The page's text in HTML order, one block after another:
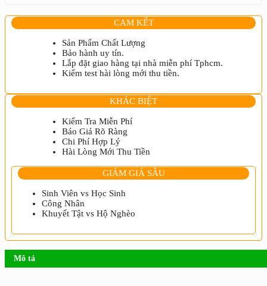
CAM KẾT
Sản Phẩm Chất Lượng
Bảo hành uy tín.
Lắp đặt giao hàng tại nhà miễn phí Tphcm.
Kiểm test hài lòng mới thu tiền.
KHÁC BIỆT
Kiểm Tra Miễn Phí
Báo Giá Rõ Ràng
Chi Phí Hợp Lý
Hài Lòng Mới Thu Tiền
GIẢM GIÁ SÂU
Sinh Viên vs Học Sinh
Công Nhân
Khuyết Tật vs Hộ Nghèo
Mô tả